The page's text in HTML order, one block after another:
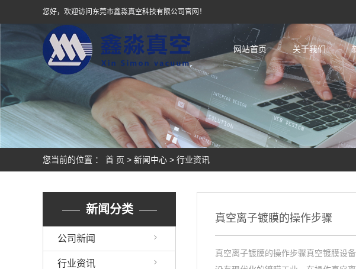
您好，欢迎访问东莞市鑫淼真空科技有限公司官网！
网站首页 关于我们
您当前的位置 ： 首 页 > 新闻中心 > 行业资讯
新闻分类
公司新闻
行业资讯
真空离子镀膜的操作步骤
真空离子镀膜的操作步骤真空镀膜设